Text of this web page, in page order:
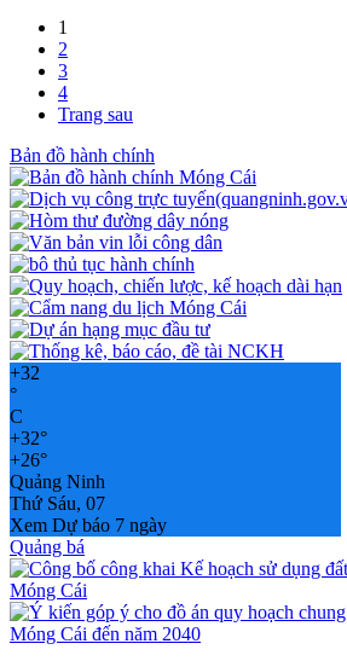
1
2
3
4
Trang sau
Bản đồ hành chính
+32
°
C
+32°
+26°
Quảng Ninh
Thứ Sáu, 07
Xem Dự báo 7 ngày
Quảng bá